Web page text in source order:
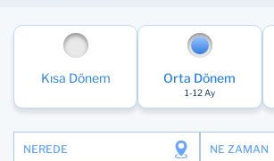
Kısa Dönem Orta Dönem
1-12 Ay
NEREDE NE ZAMAN